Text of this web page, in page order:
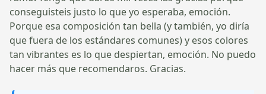
conseguisteis justo lo que yo esperaba, emoción.
Porque esa composición tan bella (y también, yo diría
que fuera de los estándares comunes) y esos colores
tan vibrantes es lo que despiertan, emoción. No puedo
hacer más que recomendaros. Gracias.